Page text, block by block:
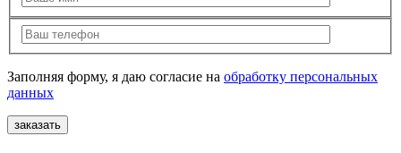
Заполняя форму, я даю согласие на обработку персональных
данных